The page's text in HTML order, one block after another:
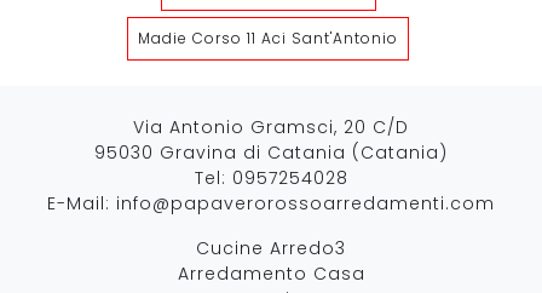
Madie Corso 11 Aci Sant'Antonio
Via Antonio Gramsci, 20 C/D
95030 Gravina di Catania (Catania)
Tel: 0957254028
E-Mail: info@papaverorossoarredamenti.com
Cucine Arredo3
Arredamento Casa